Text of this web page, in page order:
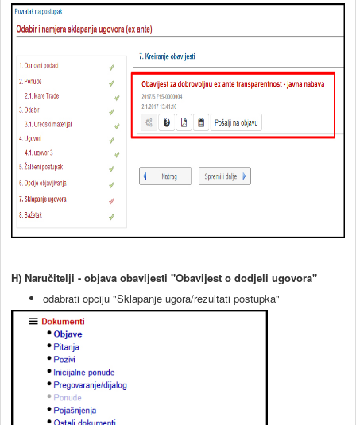
H) Naručitelji - objava obavijesti "Obavijest o dodjeli ugovora"
odabrati opciju "Sklapanje ugora/rezultati postupka"